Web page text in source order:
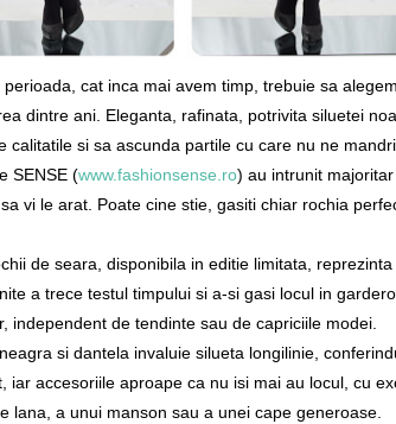
perioada, cat inca mai avem timp, trebuie sa
dintre ani. Eleganta, rafinata, potrivita siluetei
calitatile si sa ascunda partile cu care nu ne
SENSE (www.fashionsense.ro) au intrunit
vi le arat. Poate cine stie, gasiti chiar rochia
de seara, disponibila in editie limitata,
a trece testul timpului si a-si gasi locul in
independent de tendinte sau de capriciile modei.
si dantela invaluie silueta longilinie,
iar accesoriile aproape ca nu isi mai au locul, cu
lana, a unui manson sau a unei cape generoase.